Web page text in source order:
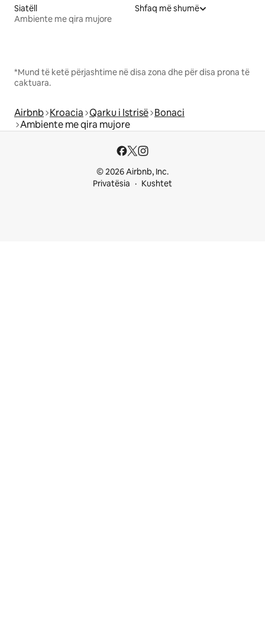
Siatëll
Ambiente me qira mujore
Shfaq më shumë
*Mund të ketë përjashtime në disa zona dhe për disa prona të
caktuara.
Airbnb Kroacia Qarku i Istrisë Bonaci
Ambiente me qira mujore
© 2026 Airbnb, Inc.
Privatësia
Kushtet